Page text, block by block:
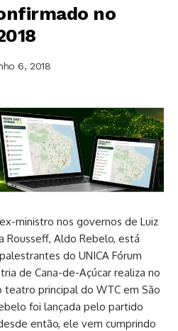
no
6, 2018
ministro nos governos de Luiz
Rousseff, Aldo Rebelo, está
do UNICA Fórum
de Cana-de-Açúcar realiza no
teatro principal do WTC em São
foi lançada pelo partido
então, ele vem cumprindo